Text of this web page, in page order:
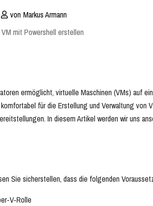
von Markus Armann
mit Powershell erstellen
ermöglicht, virtuelle Maschinen (VMs) auf
für die Erstellung und Verwaltung von
In diesem Artikel werden wir uns
Sie sicherstellen, dass die folgenden
V-Rolle